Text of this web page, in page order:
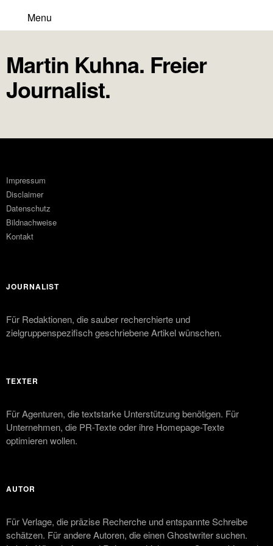
Menu
Martin Kuhna. Freier
Journalist.
Impressum
Disclaimer
Datenschutz
Bildnachweise
Kontakt
JOURNALIST
Für Redaktionen, die sauber recherchierte und
zielgruppenspezifisch geschriebene Artikel wünschen.
TEXTER
Für Agenturen, die textstarke Unterstützung benötigen. Für
Unternehmen, die PR-Texte oder ihre Homepage-Texte
optimieren wollen.
AUTOR
Für Verlage, die präzise Recherche und entspannte Schreibe
schätzen. Für andere Autoren, die einen Ghostwriter suchen.